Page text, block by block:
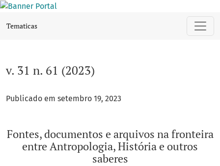
v. 31 n. 61 (2023): Fontes, documentos e arquivos na
Tematicas
v. 31 n. 61 (2023)
Publicado em setembro 19, 2023
Fontes, documentos e arquivos na fronteira
entre Antropologia, História e outros
saberes